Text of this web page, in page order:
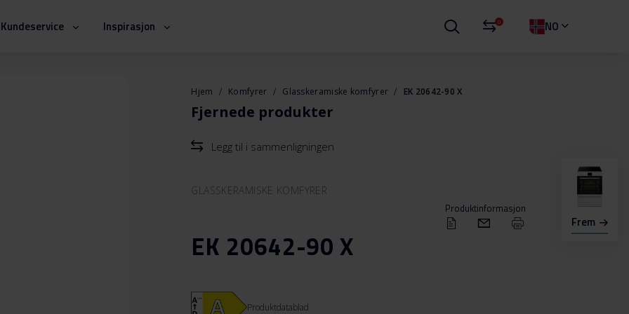
Kundeservice Inspirasjon 0 NO
Frem
Hjem Komfyrer Glasskeramiske komfyrer EK 20642-90 X
Fjernede produkter
Legg til i sammenligningen
GLASSKERAMISKE KOMFYRER
Produktinformasjon
EK 20642-90 X
Produktdatablad